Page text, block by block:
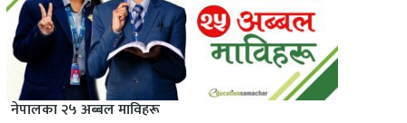
नेपालका २५ अब्बल माविहरू